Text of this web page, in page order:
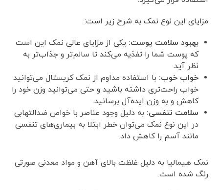
مزایای این نوع نمک به شرح زیر است:
بهبود سلامت پوست: یکی از مزایای عالی نمک این است
که پوست شما را تفذیه می‌کند تا سالم‌تر و جذاب‌تر به
نظر آید.
خواب خوب: با استفاده مداوم از نمک کریستال می‌توانید
خواب راحت‌تری داشته باشید و حتی می‌توانید وزن خود را
کاهش و به وزن ایده‌آل برسانید.
سلامت تنفسی: به دلیل وجود عناصر با خواص ضدالتهابی
در این نوع نمک می‌توان خطر ابتلا به بیماری‌های تنفسی
مانند آسم را کاهش داد.
نمک هیمالیا به دلیل غلظت بالای آهن و مواد معدنی صورتی
رنگ شده است.